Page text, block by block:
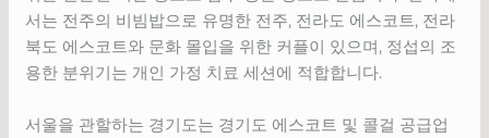
서는 전주의 비빔밥으로 유명한 전주, 전라도 에스코트, 전라
북도 에스코트와 문화 몰입을 위한 커플이 있으며, 정섭의 조
용한 분위기는 개인 가정 치료 세션에 적합합니다.
서울을 관할하는 경기도는 경기도 에스코트 및 콜걸 공급업